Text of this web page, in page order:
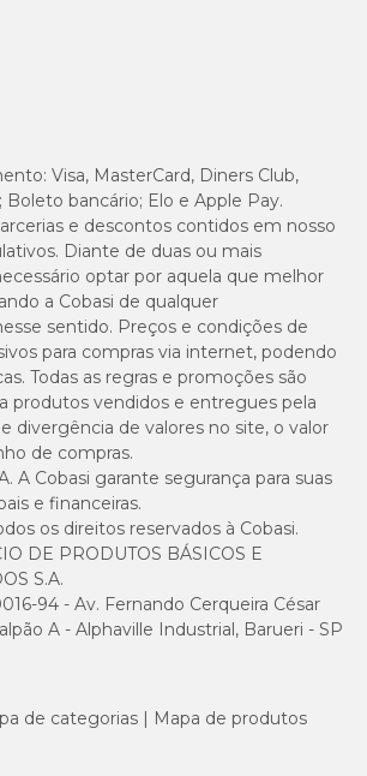
Visa, MasterCard, Diners Club,
Boleto bancário; Elo e Apple Pay.
e descontos contidos em nosso
Diante de duas ou mais
optar por aquela que melhor
a Cobasi de qualquer
sentido. Preços e condições de
para compras via internet, podendo
Todas as regras e promoções são
produtos vendidos e entregues pela
divergência de valores no site, o valor
de compras.
A Cobasi garante segurança para suas
e financeiras.
os direitos reservados à Cobasi.
DE PRODUTOS BÁSICOS E
S.A.
94 - Av. Fernando Cerqueira César
A - Alphaville Industrial, Barueri - SP
de categorias Mapa de produtos